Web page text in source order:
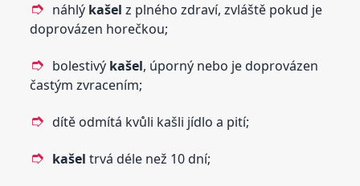
náhlý kašel z plného zdraví, zvláště pokud je
doprovázen horečkou;
bolestivý kašel, úporný nebo je doprovázen
častým zvracením;
dítě odmítá kvůli kašli jídlo a pití;
kašel trvá déle než 10 dní;